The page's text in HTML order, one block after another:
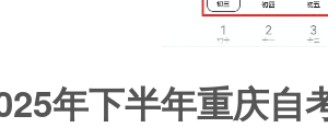
年下半年重庆自